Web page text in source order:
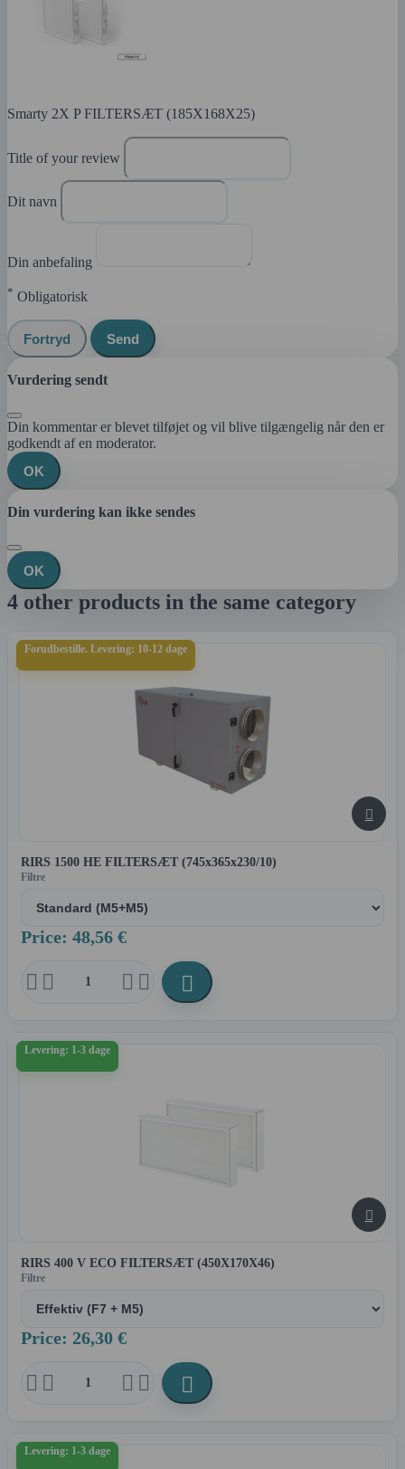
Smarty 2X P FILTERSÆT (185X168X25)
Title of your review
Dit navn
Din anbefaling
* Obligatorisk
Fortryd Send
Vurdering sendt
Din kommentar er blevet tilføjet og vil blive tilgængelig når den er
godkendt af en moderator.
OK
Din vurdering kan ikke sendes
OK
4 other products in the same category
Forudbestille. Levering: 10-12 dage

RIRS 1500 HE FILTERSÆT (745x365x230/10)
Filtre
Price: 48,56 €
    
Levering: 1-3 dage

RIRS 400 V ECO FILTERSÆT (450X170X46)
Filtre
Price: 26,30 €
    
Levering: 1-3 dage